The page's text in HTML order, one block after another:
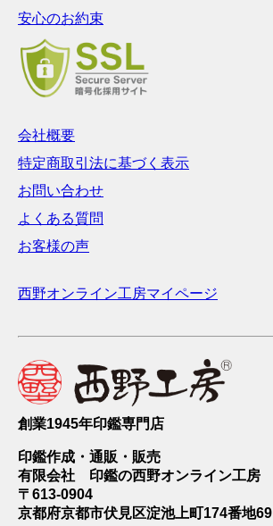
安心のお約束
会社概要
特定商取引法に基づく表示
お問い合わせ
よくある質問
お客様の声
西野オンライン工房マイページ
創業1945年印鑑専門店
印鑑作成・通販・販売
有限会社 印鑑の西野オンライン工房
〒613-0904
京都府京都市伏見区淀池上町174番地69